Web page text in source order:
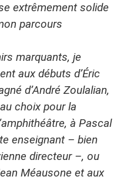
extrêmement solide
parcours
marquants, je
aux débuts d’Éric
d’André Zoulalian,
choix pour la
à Pascal
enseignant – bien
directeur –, ou
Méausone et aux